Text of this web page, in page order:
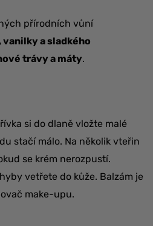
přírodních vůní
a sladkého
trávy a máty.
si do dlaně vložte malé
stačí málo. Na několik vteřin
se krém nerozpustí.
vetřete do kůže. Balzám je
make-upu.